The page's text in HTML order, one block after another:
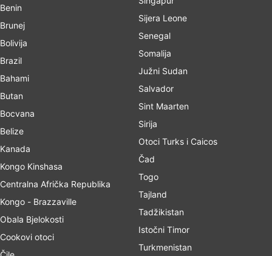
Benin
Brunej
Bolivija
Brazil
Bahami
Butan
Bocvana
Belize
Kanada
Kongo Kinshasa
Centralna Afrička Republika
Kongo - Brazzaville
Obala Bjelokosti
Cookovi otoci
Sijera Leone
Senegal
Somalija
Južni Sudan
Salvador
Sint Maarten
Sirija
Otoci Turks i Caicos
Čad
Togo
Tajland
Tadžikistan
Istočni Timor
Turkmenistan